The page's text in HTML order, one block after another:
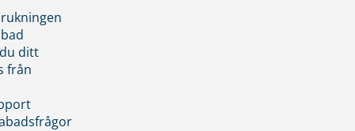
ditt
från